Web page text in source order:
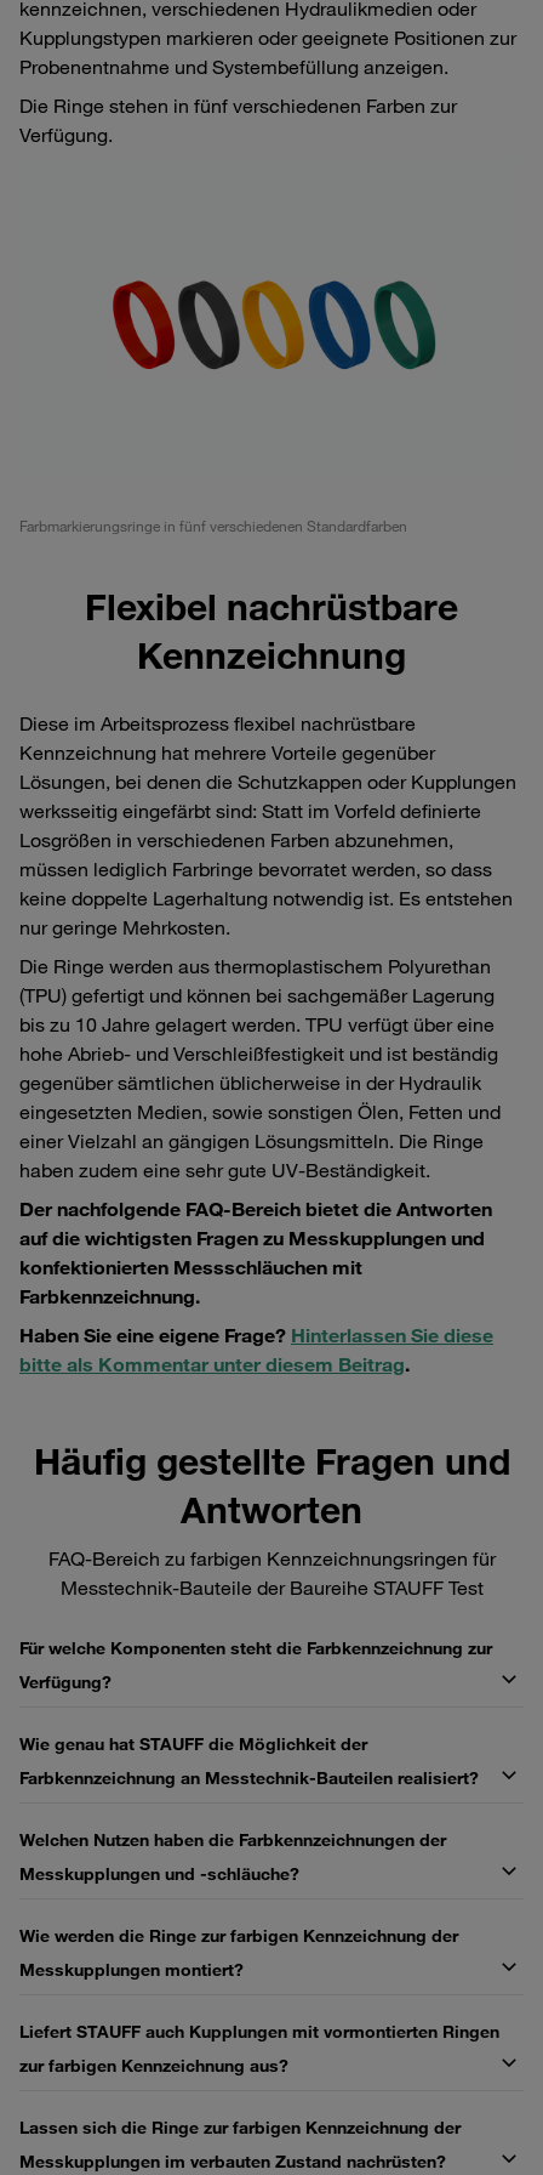
kennzeichnen, verschiedenen Hydraulikmedien oder
Kupplungstypen markieren oder geeignete Positionen zur
Probenentnahme und Systembefüllung anzeigen.
Die Ringe stehen in fünf verschiedenen Farben zur
Verfügung.
Farbmarkierungsringe in fünf verschiedenen Standardfarben
Flexibel nachrüstbare
Kennzeichnung
Diese im Arbeitsprozess flexibel nachrüstbare
Kennzeichnung hat mehrere Vorteile gegenüber
Lösungen, bei denen die Schutzkappen oder Kupplungen
werksseitig eingefärbt sind: Statt im Vorfeld definierte
Losgrößen in verschiedenen Farben abzunehmen,
müssen lediglich Farbringe bevorratet werden, so dass
keine doppelte Lagerhaltung notwendig ist. Es entstehen
nur geringe Mehrkosten.
Die Ringe werden aus thermoplastischem Polyurethan
(TPU) gefertigt und können bei sachgemäßer Lagerung
bis zu 10 Jahre gelagert werden. TPU verfügt über eine
hohe Abrieb- und Verschleißfestigkeit und ist beständig
gegenüber sämtlichen üblicherweise in der Hydraulik
eingesetzten Medien, sowie sonstigen Ölen, Fetten und
einer Vielzahl an gängigen Lösungsmitteln. Die Ringe
haben zudem eine sehr gute UV-Beständigkeit.
Der nachfolgende FAQ-Bereich bietet die Antworten
auf die wichtigsten Fragen zu Messkupplungen und
konfektionierten Messschläuchen mit
Farbkennzeichnung.
Haben Sie eine eigene Frage? Hinterlassen Sie diese
bitte als Kommentar unter diesem Beitrag.
Häufig gestellte Fragen und
Antworten
FAQ-Bereich zu farbigen Kennzeichnungsringen für
Messtechnik-Bauteile der Baureihe STAUFF Test
Für welche Komponenten steht die Farbkennzeichnung zur
Verfügung?
Wie genau hat STAUFF die Möglichkeit der
Farbkennzeichnung an Messtechnik-Bauteilen realisiert?
Welchen Nutzen haben die Farbkennzeichnungen der
Messkupplungen und -schläuche?
Wie werden die Ringe zur farbigen Kennzeichnung der
Messkupplungen montiert?
Liefert STAUFF auch Kupplungen mit vormontierten Ringen
zur farbigen Kennzeichnung aus?
Lassen sich die Ringe zur farbigen Kennzeichnung der
Messkupplungen im verbauten Zustand nachrüsten?